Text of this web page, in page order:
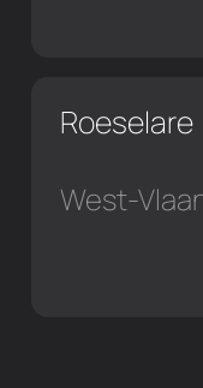
Roeselare
West-